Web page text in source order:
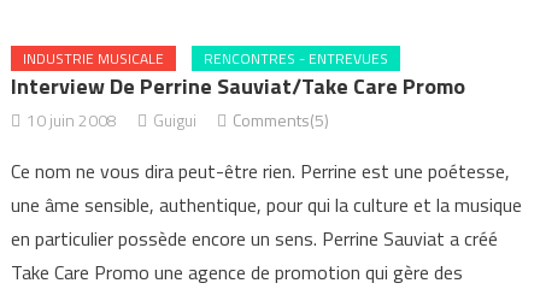
INDUSTRIE MUSICALE RENCONTRES - ENTREVUES
Interview De Perrine Sauviat/Take Care Promo
10 juin 2008 Guigui Comments(5)
Ce nom ne vous dira peut-être rien. Perrine est une poétesse,
une âme sensible, authentique, pour qui la culture et la musique
en particulier possède encore un sens. Perrine Sauviat a créé
Take Care Promo une agence de promotion qui gère des